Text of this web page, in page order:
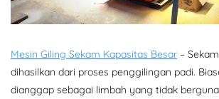
Mesin Giling Sekam Kapasitas Besar –
dihasilkan dari proses penggilingan padi.
dianggap sebagai limbah yang tidak